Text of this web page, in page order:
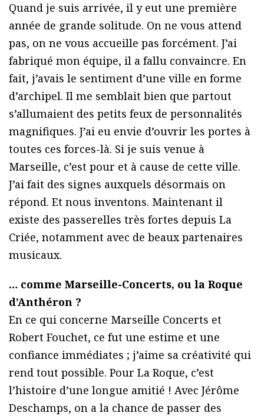
Quand je suis arrivée, il y eut une première
année de grande solitude. On ne vous attend
pas, on ne vous accueille pas forcément. J’ai
fabriqué mon équipe, il a fallu convaincre. En
fait, j’avais le sentiment d’une ville en forme
d’archipel. Il me semblait bien que partout
s’allumaient des petits feux de personnalités
magnifiques. J’ai eu envie d’ouvrir les portes à
toutes ces forces-là. Si je suis venue à
Marseille, c’est pour et à cause de cette ville.
J’ai fait des signes auxquels désormais on
répond. Et nous inventons. Maintenant il
existe des passerelles très fortes depuis La
Criée, notamment avec de beaux partenaires
musicaux.
… comme Marseille-Concerts, ou la Roque
d’Anthéron ?
En ce qui concerne Marseille Concerts et
Robert Fouchet, ce fut une estime et une
confiance immédiates ; j’aime sa créativité qui
rend tout possible. Pour La Roque, c’est
l’histoire d’une longue amitié ! Avec Jérôme
Deschamps, on a la chance de passer des